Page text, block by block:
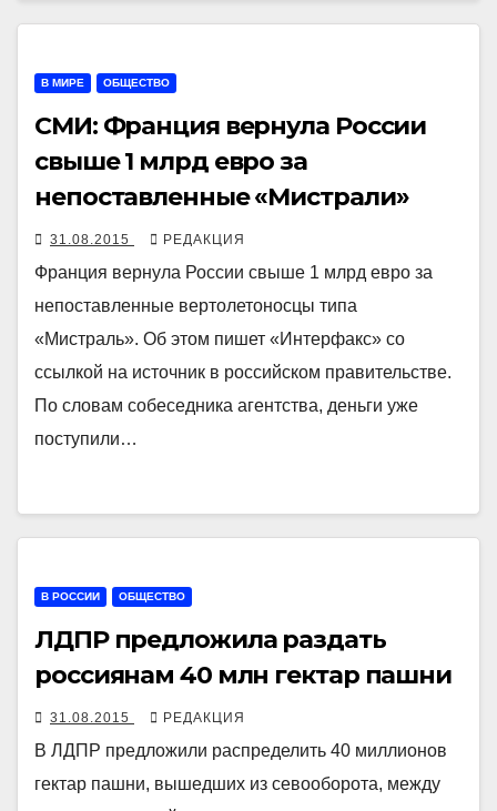
В МИРЕ ОБЩЕСТВО
СМИ: Франция вернула России
свыше 1 млрд евро за
непоставленные «Мистрали»
31.08.2015 РЕДАКЦИЯ
Франция вернула России свыше 1 млрд евро за
непоставленные вертолетоносцы типа
«Мистраль». Об этом пишет «Интерфакс» со
ссылкой на источник в российском правительстве.
По словам собеседника агентства, деньги уже
поступили…
В РОССИИ ОБЩЕСТВО
ЛДПР предложила раздать
россиянам 40 млн гектар пашни
31.08.2015 РЕДАКЦИЯ
В ЛДПР предложили распределить 40 миллионов
гектар пашни, вышедших из севооборота, между